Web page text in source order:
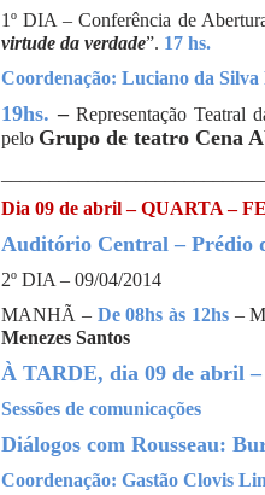
1º DIA – Conferência de
virtude da verdade”. 17 hs.
Coordenação: Luciano da Silva
19hs. –Representação Teatral
pelo Grupo de teatro Cena
Dia 09 de abril – QUARTA –
Auditório Central – Prédio
2º DIA – 09/04/2014
MANHÃ – De 08hs às 12hs–
Menezes Santos
À TARDE, dia 09 de abril
Sessões de comunicações
Diálogos com Rousseau:
Coordenação: Gastão Clovis